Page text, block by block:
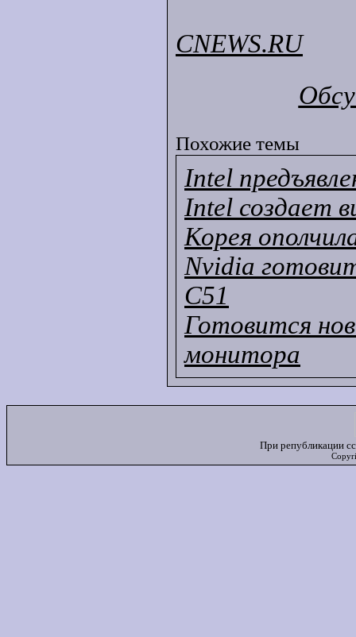
CNEWS.RU
Похожие темы
Intel
Intel создает
Корея
Nvidia
C51
Готовится
монитора
При републикации